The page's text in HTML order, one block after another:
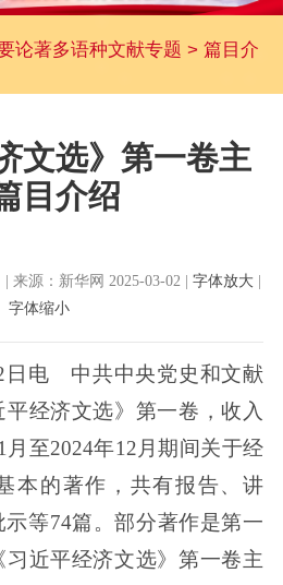
论著多语种文献专题 > 篇目介
文选》第一卷主
目介绍
来源：新华网 2025-03-02 | 字体放大|
字体缩小
电 中共中央党史和文献
经济文选》第一卷，收入
月至2024年12月期间关于经
本的著作，共有报告、讲
等74篇。部分著作是第一
近平经济文选》第一卷主